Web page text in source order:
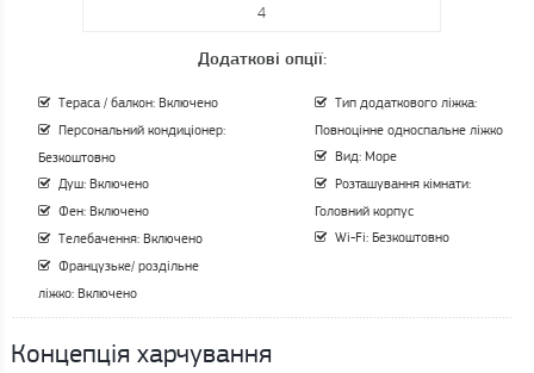
4
Додаткові опції:
Тераса / балкон: Включено
Персональний кондиціонер:
Безкоштовно
Душ: Включено
Фен: Включено
Телебачення: Включено
Французьке/ роздільне
ліжко: Включено
Тип додаткового ліжка:
Повноцінне односпальне ліжко
Вид: Море
Розташування кімнати:
Головний корпус
Wi-Fi: Безкоштовно
Концепція харчування